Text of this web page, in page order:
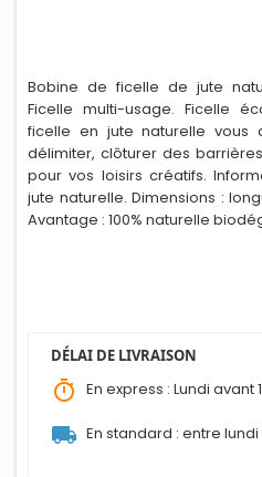
Bobine de ficelle de jute
Ficelle multi-usage. Ficelle
ficelle en jute naturelle vous
délimiter, clôturer des
pour vos loisirs créatifs.
jute naturelle. Dimensions :
Avantage : 100% naturelle
DÉLAI DE LIVRAISON
timer En express : Lundi avant
local_shipping En standard : entre